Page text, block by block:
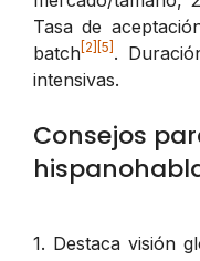
Tasa de
batch [2] [5] .
intensivas.
Consejos
1. Destaca visión